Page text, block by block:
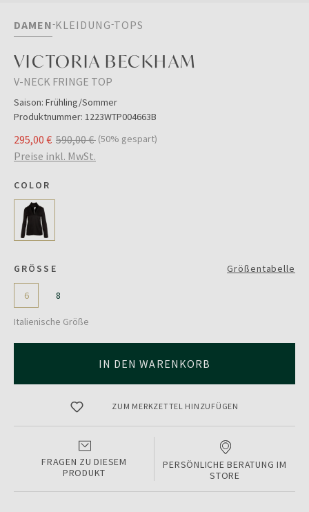
DAMEN KLEIDUNG TOPS
VICTORIA BECKHAM
V-NECK FRINGE TOP
Saison: Frühling/Sommer
Produktnummer: 1223WTP004663B
295,00 € 590,00 € (50% gespart)
Preise inkl. MwSt.
COLOR
GRÖSSE Größentabelle
6 8
Italienische Größe
IN DEN WARENKORB
ZUM MERKZETTEL HINZUFÜGEN
FRAGEN ZU DIESEM
PRODUKT
PERSÖNLICHE BERATUNG IM
STORE